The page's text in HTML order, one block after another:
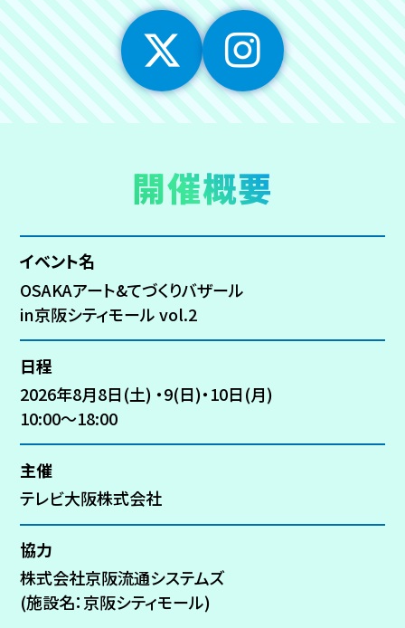
開催概要
イベント名
OSAKAアート&てづくりバザール
in京阪シティモール vol.2
日程
2026年8月8日(土) ・9(日)・10日(月)
10:00～18:00
主催
テレビ大阪株式会社
協力
株式会社京阪流通システムズ
(施設名：京阪シティモール)